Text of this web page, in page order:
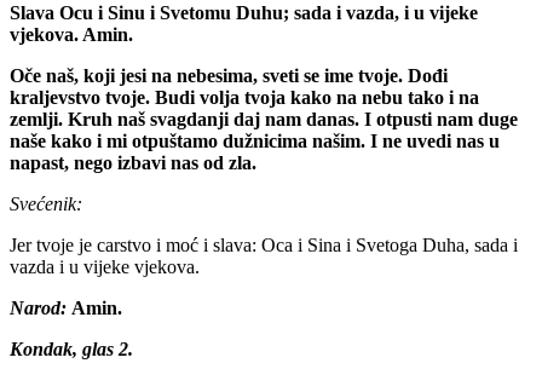
Slava Ocu i Sinu i Svetomu Duhu; sada i vazda, i u vijeke
vjekova. Amin.
Oče naš, koji jesi na nebesima, sveti se ime tvoje. Dođi
kraljevstvo tvoje. Budi volja tvoja kako na nebu tako i na
zemlji. Kruh naš svagdanji daj nam danas. I otpusti nam duge
naše kako i mi otpuštamo dužnicima našim. I ne uvedi nas u
napast, nego izbavi nas od zla.
Svećenik:
Jer tvoje je carstvo i moć i slava: Oca i Sina i Svetoga Duha, sada i
vazda i u vijeke vjekova.
Narod: Amin.
Kondak, glas 2.